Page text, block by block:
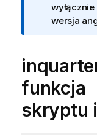
wersja
funkcja
skryptu